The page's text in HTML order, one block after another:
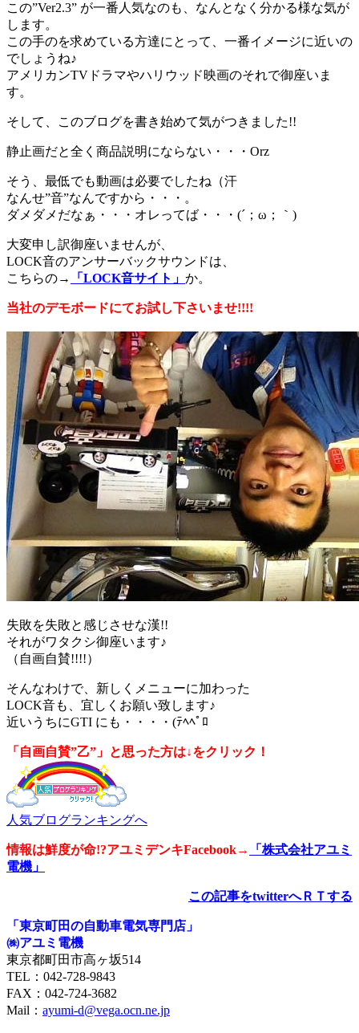
この”Ver2.3” が一番人気なのも、なんとなく分かる様な気が
します。
この手のを求めている方達にとって、一番イメージに近いの
でしょうね♪
アメリカンTVドラマやハリウッド映画のそれで御座いま
す。
そして、このブログを書き始めて気がつきました!!
静止画だと全く商品説明にならない・・・Orz
そう、最低でも動画は必要でしたね（汗
なんせ”音”なんですから・・・。
ダメダメだなぁ・・・オレってば・・・(´；ω；｀)
大変申し訳御座いませんが、
LOCK音のアンサーバックサウンドは、
こちらの→
「LOCK音サイト」 か。
当社のデモボードにてお試し下さいませ!!!!
失敗を失敗と感じさせな漢!!
それがワタクシ御座います♪
（自画自賛!!!!）
そんなわけで、新しくメニューに加わった
LOCK音も、宜しくお願い致します♪
近いうちにGTI にも・・・・(ﾃﾍﾍﾟﾛ
「自画自賛”乙”」と思った方は↓をクリック！
人気ブログランキングへ
情報は鮮度が命!?アユミデンキFacebook→
「株式会社アユミ
電機」
この記事をtwitterへＲＴする
「東京町田の自動車電気専門店」
㈱アユミ電機
東京都町田市高ヶ坂514
TEL：042-728-9843
FAX：042-724-3682
Mail： ayumi-d@vega.ocn.ne.jp